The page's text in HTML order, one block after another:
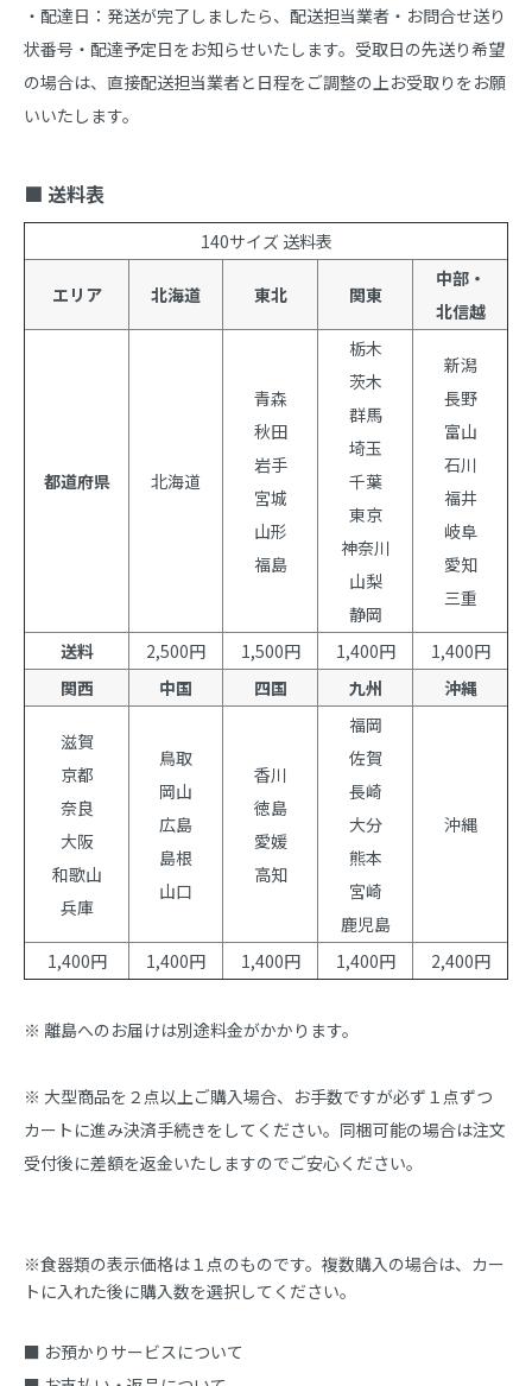
・配達日：発送が完了しましたら、配送担当業者・お問合せ送り
状番号・配達予定日をお知らせいたします。受取日の先送り希望
の場合は、直接配送担当業者と日程をご調整の上お受取りをお願
いいたします。
■ 送料表
140サイズ 送料表
エリア 北海道 東北 関東
中部・
北信越
都道府県 北海道
青森
秋田
岩手
宮城
山形
福島
栃木
茨木
群馬
埼玉
千葉
東京
神奈川
山梨
静岡
新潟
長野
富山
石川
福井
岐阜
愛知
三重
送料 2,500円 1,500円 1,400円
1,400円
関西
中国 四国 九州 沖縄
滋賀
京都
奈良
大阪
和歌山
兵庫
鳥取
岡山
広島
島根
山口
香川
徳島
愛媛
高知
福岡
佐賀
長崎
大分
熊本
宮崎
鹿児島
沖縄
1,400円 1,400円 1,400円 1,400円 2,400円
※ 離島へのお届けは別途料金がかかります。
※ 大型商品を２点以上ご購入場合、お手数ですが必ず１点ずつ
カートに進み決済手続きをしてください。同梱可能の場合は注文
受付後に差額を返金いたしますのでご安心ください。
※食器類の表示価格は１点のものです。複数購入の場合は、カー
トに入れた後に購入数を選択してください。
■ お預かりサービスについて